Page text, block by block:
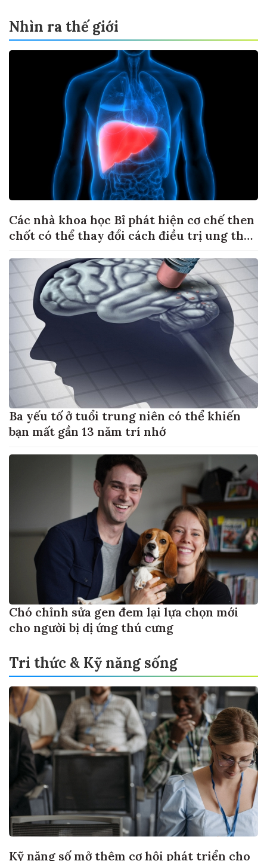
Nhìn ra thế giới
Các nhà khoa học Bỉ phát hiện cơ chế then
chốt có thể thay đổi cách điều trị ung thư
Ba yếu tố ở tuổi trung niên có thể khiến
bạn mất gần 13 năm trí nhớ
Chó chỉnh sửa gen đem lại lựa chọn mới
cho người bị dị ứng thú cưng
Tri thức & Kỹ năng sống
Kỹ năng số mở thêm cơ hội phát triển cho